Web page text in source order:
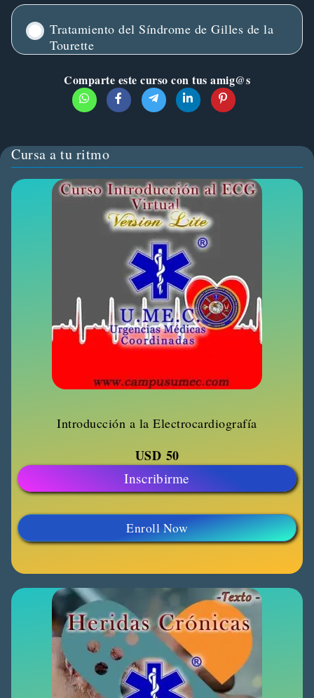
Tratamiento del Síndrome de Gilles de la
Tourette
Comparte este curso con tus amig@s
Cursa a tu ritmo
Introducción a la Electrocardiografía
USD 50
Inscribirme
Enroll Now